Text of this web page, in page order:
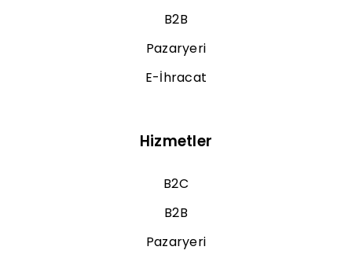
B2B
Pazaryeri
E-İhracat
Hizmetler
B2C
B2B
Pazaryeri